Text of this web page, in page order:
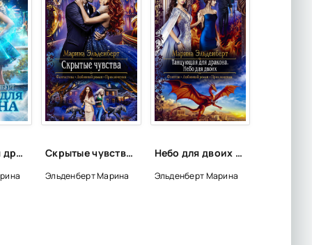
Парящая для дракона - Марина Эльденберт Скрытые чувства - Марина Эльденберт
Эльденберт Марина
Небо для двоих - Марина Эльденберт
Эльденберт Марина